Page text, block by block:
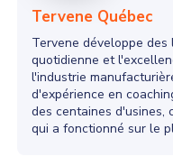
Tervene Québec
Tervene développe
quotidienne et
l'industrie
d'expérience en
des centaines d'usines,
qui a fonctionné sur le